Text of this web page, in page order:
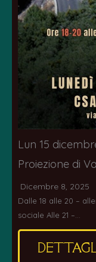
Lun 15
Proiezione di
Dicembre 8, 2025
Dalle 18 alle 20 –
sociale Alle 21 –…